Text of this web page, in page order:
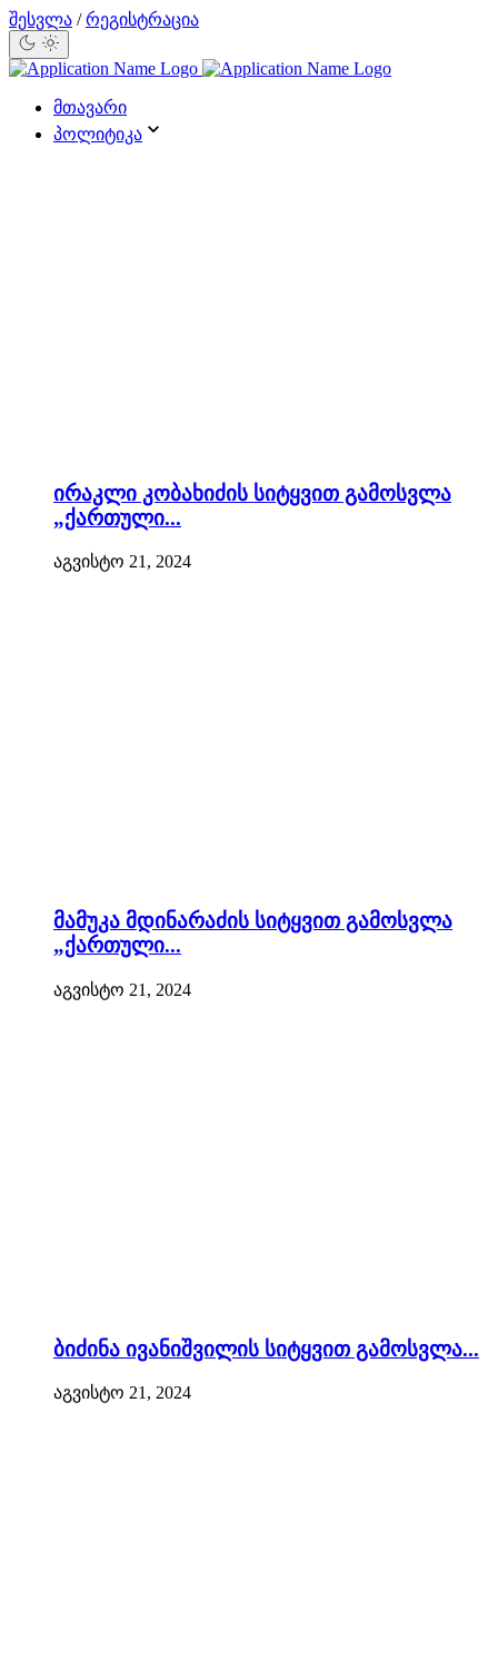
შესვლა / რეგისტრაცია
მთავარი
პოლიტიკა
ირაკლი კობახიძის სიტყვით გამოსვლა
„ქართული...
აგვისტო 21, 2024
მამუკა მდინარაძის სიტყვით გამოსვლა
„ქართული...
აგვისტო 21, 2024
ბიძინა ივანიშვილის სიტყვით გამოსვლა...
აგვისტო 21, 2024